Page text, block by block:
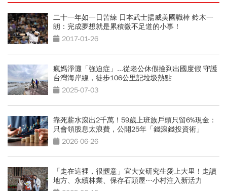
二十一年如一日苦練 日本武士揚威美國職棒 鈴木一
朗：完成夢想就是累積微不足道的小事！
2017-01-26
瘋媽淨灘「強迫症」...從老公休假撿到出國度假 守護
台灣海岸線，徒步106公里記垃圾熱點
2025-07-03
靠死薪水滾出2千萬！59歲上班族戶頭只留6%現金：
只會領股息太浪費，公開25年「錢滾錢投資術」
2026-06-26
「走在這裡，很愜意」宜大女研究生愛上大里！走讀
地方、永續林業、保存石頭屋…小村注入新活力